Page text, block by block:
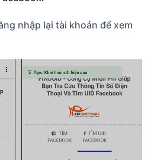
nhập lại tài khoản để xem